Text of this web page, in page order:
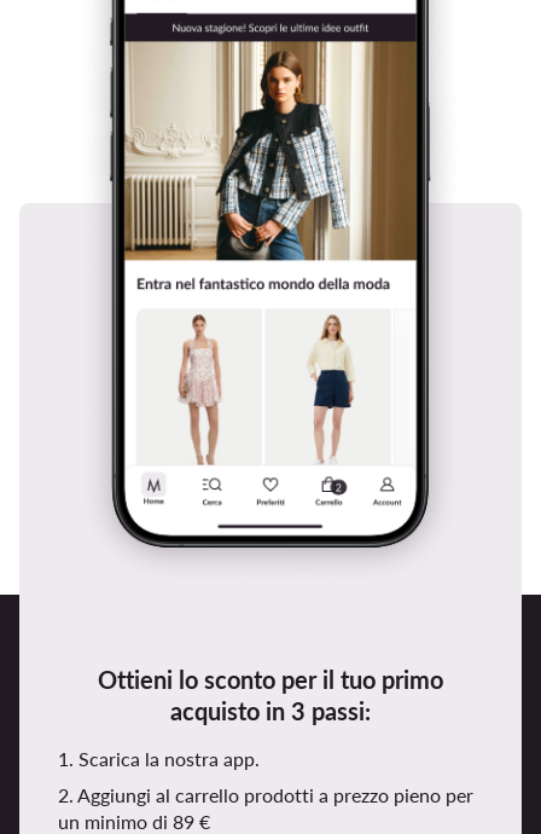
Ottieni lo sconto per il tuo primo
acquisto in 3 passi:
1. Scarica la nostra app.
2. Aggiungi al carrello prodotti a prezzo pieno per
un minimo di 89 €